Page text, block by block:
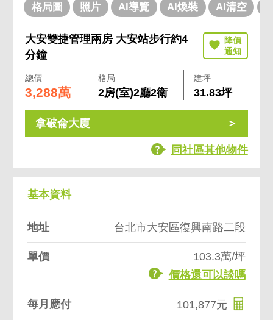
格局圖 照片 AI導覽 AI煥裝 AI清空
大安雙捷管理兩房 大安站步行約4
分鐘
總價
3,288萬
格局
2房(室)2廳2衛
建坪
31.83坪
拿破侖大廈
同社區其他物件
基本資料
地址 台北市大安區復興南路二段
單價
103.3萬/坪
價格還可以談嗎
每月應付 101,877元